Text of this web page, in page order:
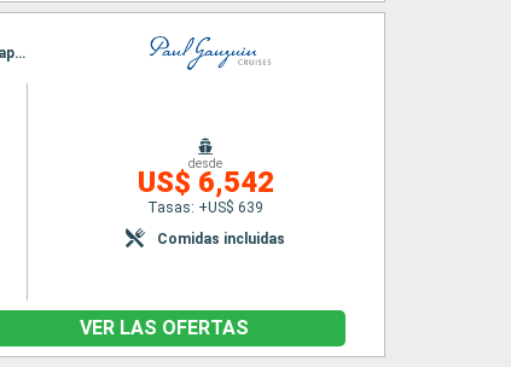
Itinerario : Papeete, Fakarava, Rangiroa, Huahine, Bora Bora, Raiatea, Motu Mahana, Moorea, Papeete
desde
US$ 6,542
Tasas: +US$ 639
Comidas incluidas
VER LAS OFERTAS